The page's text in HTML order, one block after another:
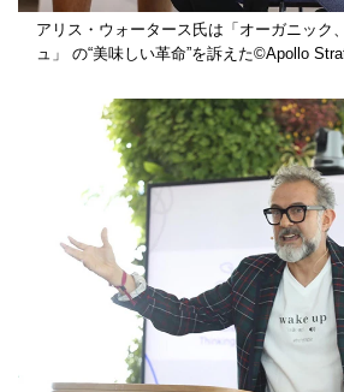
アリス・ウォータース氏は「オーガニック
ュ」 の“美味しい革命”を訴えた©Apollo